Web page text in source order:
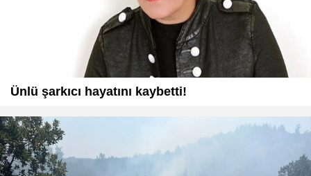
Ünlü şarkıcı hayatını kaybetti!